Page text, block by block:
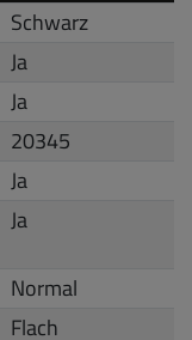
Schwarz
Ja
Ja
20345
Ja
Ja
Normal
Flach